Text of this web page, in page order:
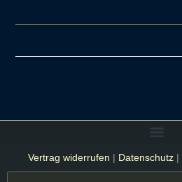
Vertrag widerrufen | Datenschutz|